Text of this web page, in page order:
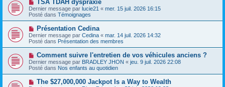
s
s
a
g
e
u
m
e
s
a
g
e
o
u
v
e
a
u
m
e
s
s
a
g
e
TSA TDAH dyspraxie
Dernier message par lucie21 « mer. 15 juil. 2026 16:15
Posté dans Témoignages
N
o
u
v
a
u
m
e
s
Présentation Cedina
Dernier message par Cedina « mar. 14 juil. 2026 14:32
Posté dans Présentation des membres
N
o
u
v
e
Comment suivre l'entretien de vos véhicules anciens ?
Dernier message par BRADLEY JHON « jeu. 9 juil. 2026 22:08
Posté dans Nos enfants au quotidien
NThe $27,000,000 Jackpot Is a Way to Wealth